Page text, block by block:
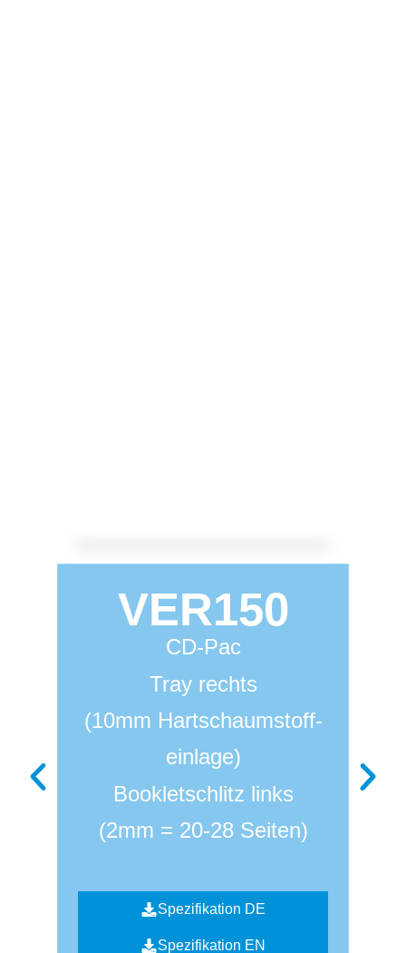
VER150
CD-Pac
Tray rechts
(10mm Hartschaumstoff-
einlage)
Bookletschlitz links
(2mm = 20-28 Seiten)
Spezifikation DE
Spezifikation EN